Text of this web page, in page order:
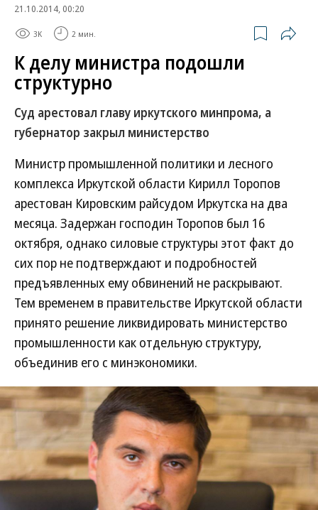
21.10.2014, 00:20
3K 2 мин.
К делу министра подошли
структурно
Суд арестовал главу иркутского минпрома, а
губернатор закрыл министерство
Министр промышленной политики и лесного
комплекса Иркутской области Кирилл Торопов
арестован Кировским райсудом Иркутска на два
месяца. Задержан господин Торопов был 16
октября, однако силовые структуры этот факт до
сих пор не подтверждают и подробностей
предъявленных ему обвинений не раскрывают.
Тем временем в правительстве Иркутской области
принято решение ликвидировать министерство
промышленности как отдельную структуру,
объединив его с минэкономики.